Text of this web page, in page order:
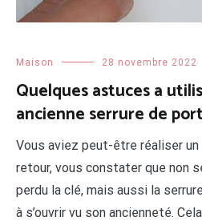
Maison 28 novembre 2022
Quelques astuces a
ancienne serrure de
Vous aviez peut-être réaliser
retour, vous constater que non
perdu la clé, mais aussi la
à s’ouvrir vu son ancienneté.